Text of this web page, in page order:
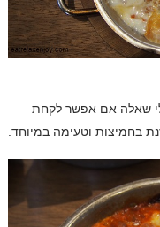
שאלה אם אפשר לקחת
בחמיצות וטעימה במיוחד.